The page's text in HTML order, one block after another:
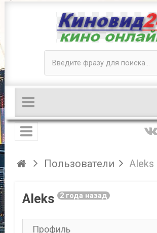
Пользователи Aleks
Aleks 2 года назад